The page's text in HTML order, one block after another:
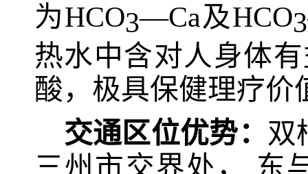
为HCO3—Ca及HCO3
热水中含对人身体
酸，极具保健理疗价
交通区位优势： 双
三州市交界处， 东